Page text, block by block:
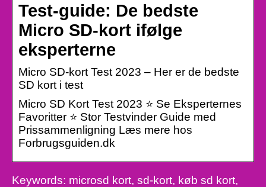
Test-guide: De bedste
Micro SD-kort ifølge
eksperterne
Micro SD-kort Test 2023 – Her er de bedste
SD kort i test
Micro SD Kort Test 2023 ⭐ Se Eksperternes
Favoritter ⭐ Stor Testvinder Guide med
Prissammenligning Læs mere hos
Forbrugsguiden.dk
Keywords: microsd kort, sd-kort, køb sd kort,